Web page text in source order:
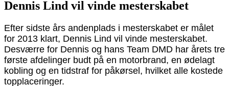
Dennis Lind vil vinde mesterskabet
Efter sidste års andenplads i mesterskabet er målet
for 2013 klart, Dennis Lind vil vinde mesterskabet.
Desværre for Dennis og hans Team DMD har årets tre
første afdelinger budt på en motorbrand, en ødelagt
kobling og en tidstraf for påkørsel, hvilket alle kostede
topplaceringer.